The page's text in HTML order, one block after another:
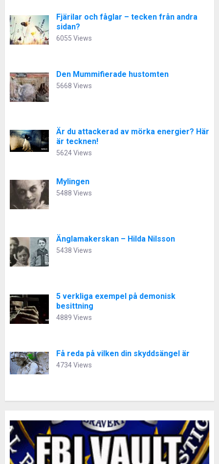
Fjärilar och fåglar – tecken från andra
sidan?
6055 Views
Den Mummifierade hustomten
5668 Views
Är du attackerad av mörka energier? Här
är tecknen!
5624 Views
Mylingen
5488 Views
Änglamakerskan – Hilda Nilsson
5438 Views
5 verkliga exempel på demonisk
besittning
4889 Views
Få reda på vilken din skyddsängel är
4734 Views